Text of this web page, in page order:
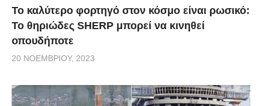
Το καλύτερο φορτηγό στον κόσμο είναι ρωσικό:
Το θηριώδες SHERP μπορεί να κινηθεί
οπουδήποτε
20 ΝΟΕΜΒΡΊΟΥ, 2023